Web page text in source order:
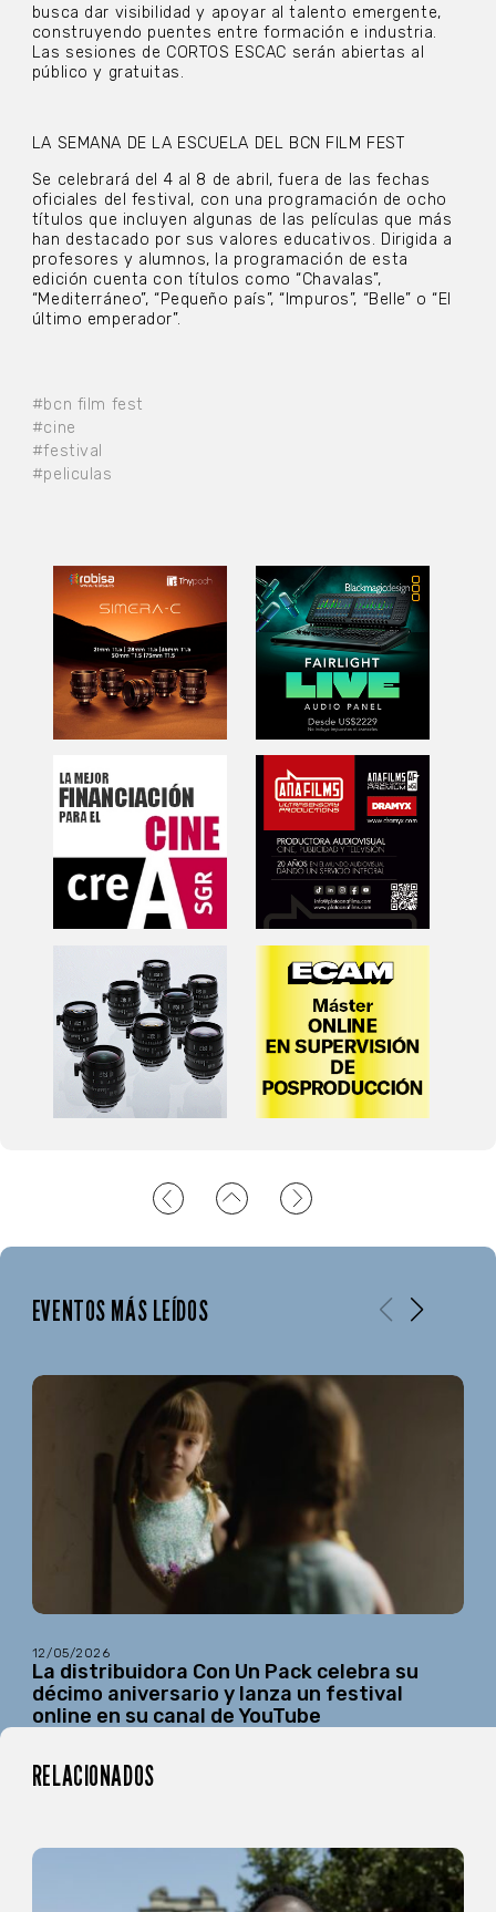
#bcn film fest
#cine
#festival
#peliculas
busca dar visibilidad y apoyar al talento emergente,
construyendo puentes entre formación e industria.
Las sesiones de CORTOS ESCAC serán abiertas al
público y gratuitas.
LA SEMANA DE LA ESCUELA DEL BCN FILM FEST
Se celebrará del 4 al 8 de abril, fuera de las fechas
oficiales del festival, con una programación de ocho
títulos que incluyen algunas de las películas que más
han destacado por sus valores educativos. Dirigida a
profesores y alumnos, la programación de esta
edición cuenta con títulos como “Chavalas”,
“Mediterráneo”, “Pequeño país”, “Impuros”, “Belle” o “El
último emperador”.
EVENTOS MÁS LEÍDOS
12/05/2026
La distribuidora Con Un Pack celebra su
décimo aniversario y lanza un festival
online en su canal de YouTube
RELACIONADOS